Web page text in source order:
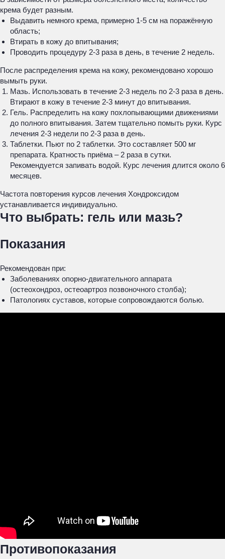
крема будет разным.
Выдавить немного крема, примерно 1-5 см на поражённую
область;
Втирать в кожу до впитывания;
Проводить процедуру 2-3 раза в день, в течение 2 недель.
После распределения крема на кожу, рекомендовано хорошо
вымыть руки.
Мазь. Использовать в течение 2-3 недель по 2-3 раза в день.
Втирают в кожу в течение 2-3 минут до впитывания.
Гель. Распределить на кожу похлопывающими движениями
до полного впитывания. Затем тщательно помыть руки. Курс
лечения 2-3 недели по 2-3 раза в день.
Таблетки. Пьют по 2 таблетки. Это составляет 500 мг
препарата. Кратность приёма – 2 раза в сутки.
Рекомендуется запивать водой. Курс лечения длится около 6
месяцев.
Частота повторения курсов лечения Хондроксидом
устанавливается индивидуально.
Что выбрать: гель или мазь?
Показания
Рекомендован при:
Заболеваниях опорно-двигательного аппарата
(остеохондроз, остеоартроз позвоночного столба);
Патологиях суставов, которые сопровождаются болью.
Противопоказания